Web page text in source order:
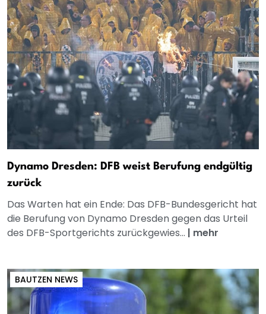
Dynamo Dresden: DFB weist Berufung endgültig
zurück
Das Warten hat ein Ende: Das DFB-Bundesgericht hat
die Berufung von Dynamo Dresden gegen das Urteil
des DFB-Sportgerichts zurückgewies... | mehr
BAUTZEN NEWS